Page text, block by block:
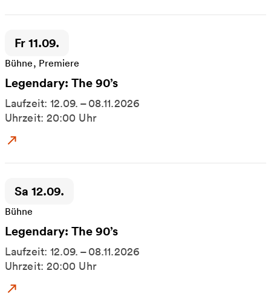
Zeitpunkt der Veranstaltung:
Fr 11.09.
Bühne, Premiere
Legendary: The 90’s
Laufzeit: 12.09. – 08.11.2026
Uhrzeit: 20:00 Uhr
Zum Event: Legendary: The 90’s
Zeitpunkt der Veranstaltung:
Sa 12.09.
Bühne
Legendary: The 90’s
Laufzeit: 12.09. – 08.11.2026
Uhrzeit: 20:00 Uhr
Zum Event: Legendary: The 90’s